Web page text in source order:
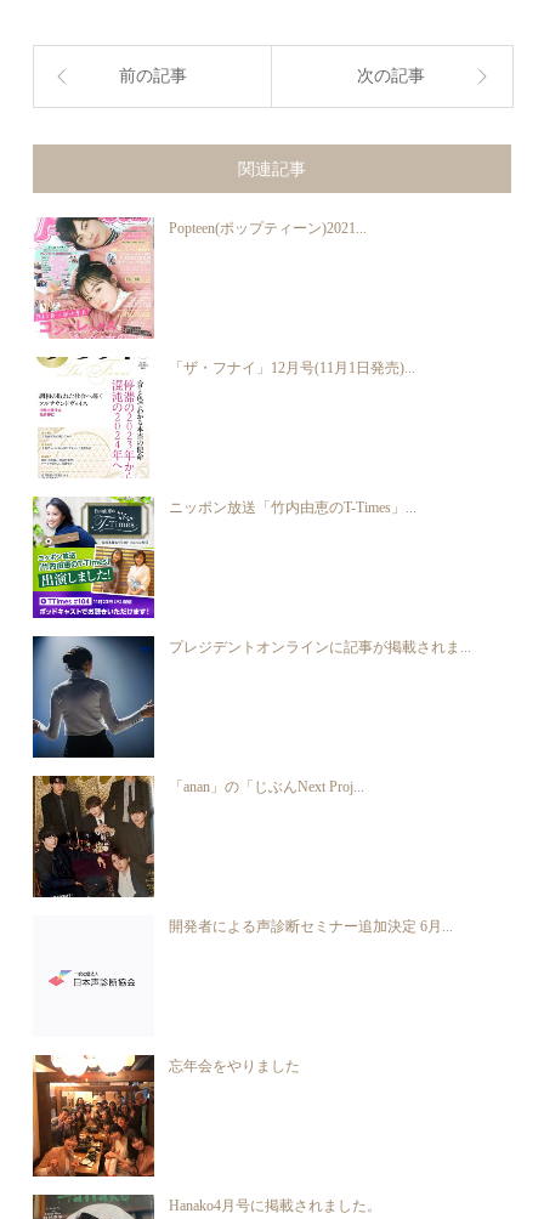
前の記事 次の記事
関連記事
Popteen(ポップティーン)2021...
「ザ・フナイ」12月号(11月1日発売)...
ニッポン放送「竹内由恵のT-Times」...
プレジデントオンラインに記事が掲載されま...
「anan」の「じぶんNext Proj...
開発者による声診断セミナー追加決定 6月...
忘年会をやりました
Hanako4月号に掲載されました。